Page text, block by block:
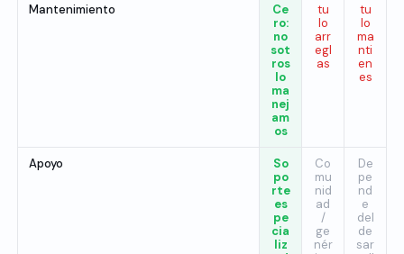
Mantenimiento
Ce
ro:
no
sot
ros
lo
ma
nej
am
os
tu
lo
arr
egl
as
tu
lo
ma
nti
en
es
Apoyo
So
po
rte
es
pe
cia
liz
Co
mu
nid
ad
/
ge
nér
De
pe
nd
e
del
de
sar